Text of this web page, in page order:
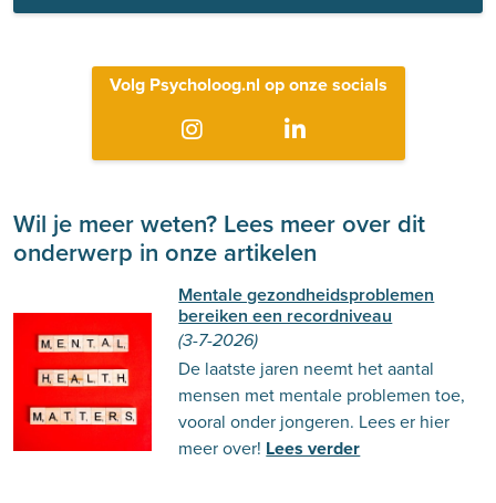
Volg Psycholoog.nl op onze socials
Wil je meer weten? Lees meer over dit
onderwerp in onze artikelen
Mentale gezondheidsproblemen
bereiken een recordniveau
(3-7-2026)
De laatste jaren neemt het aantal
mensen met mentale problemen toe,
vooral onder jongeren. Lees er hier
meer over! Lees verder